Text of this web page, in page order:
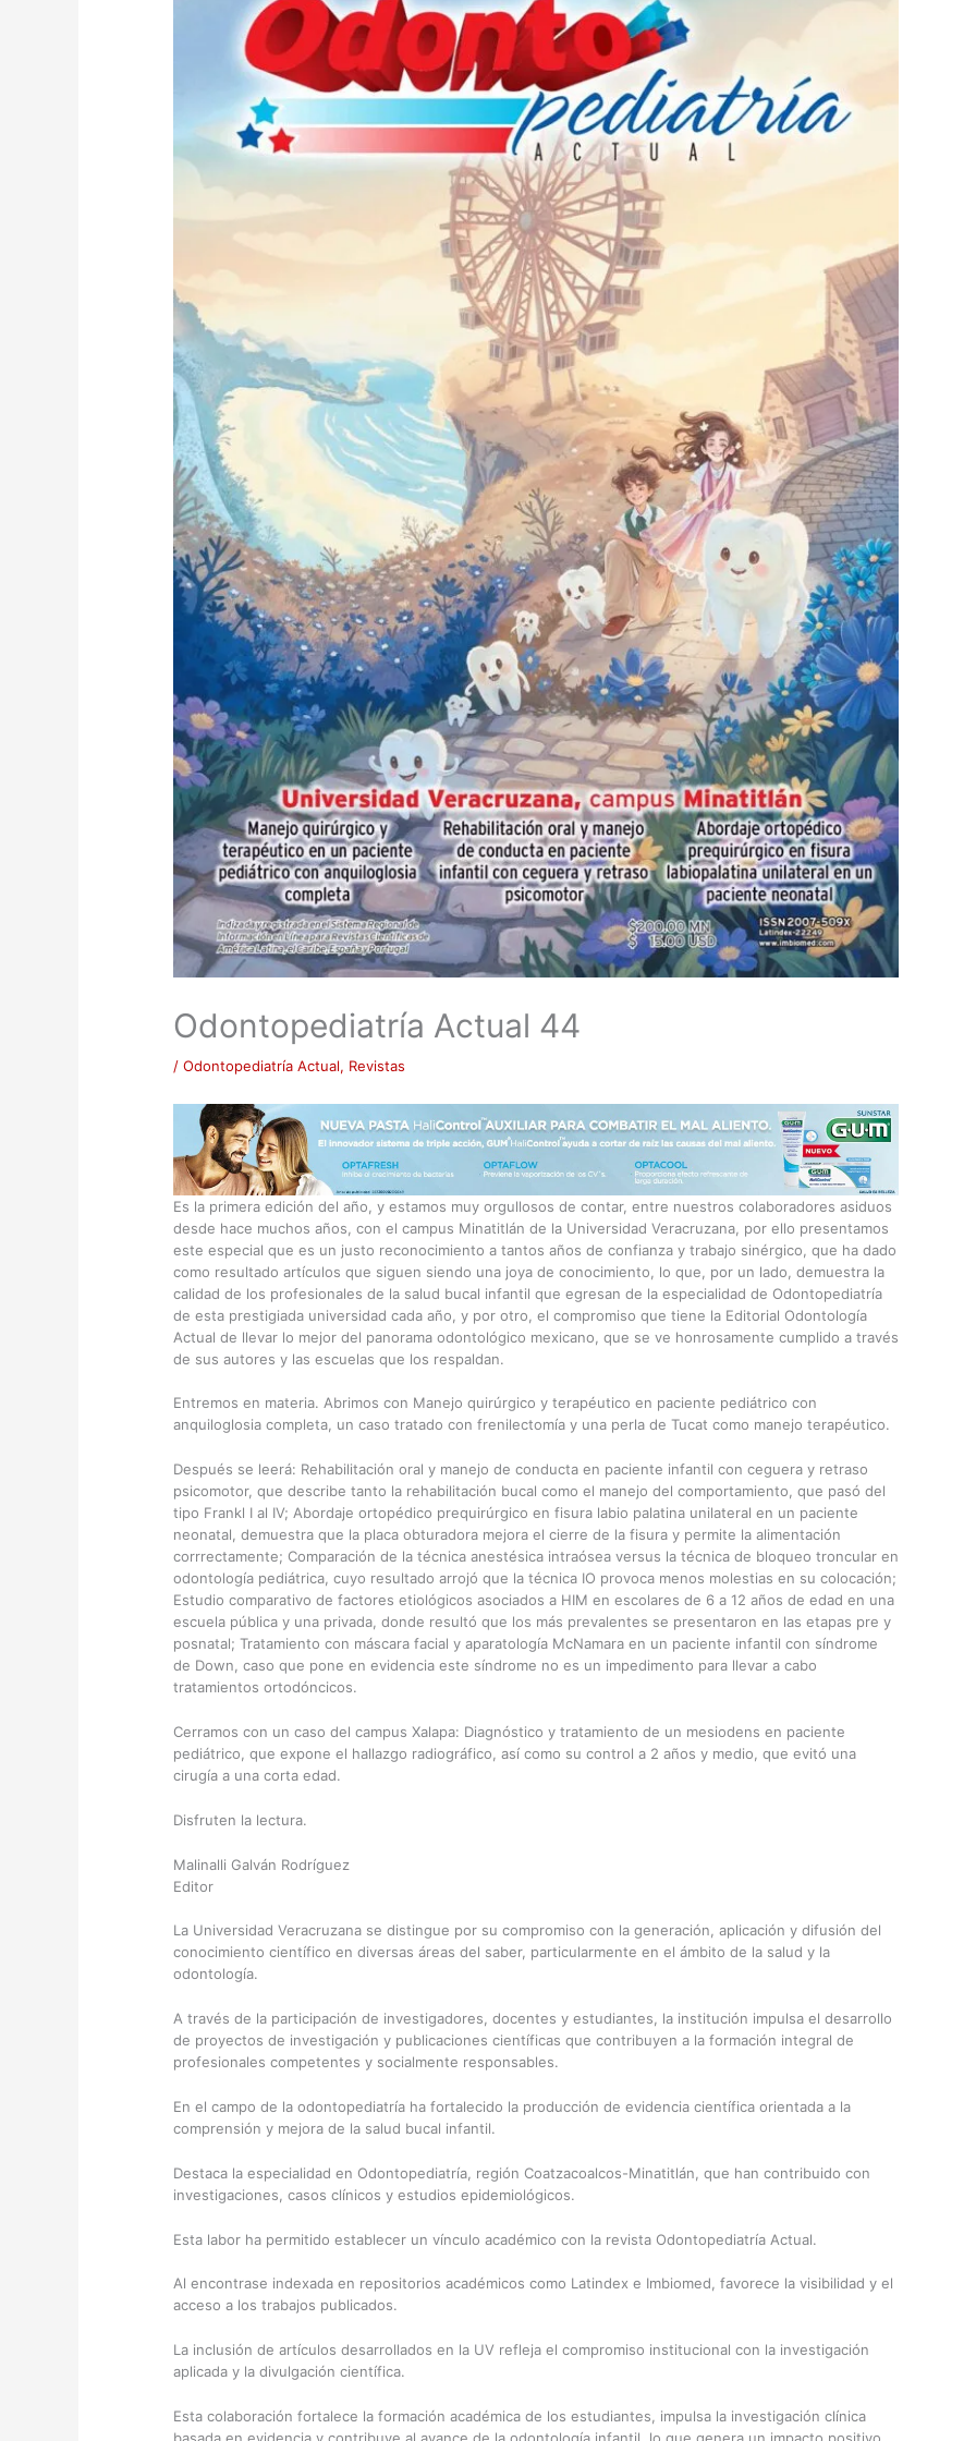
Odontopediatría Actual 44
/ Odontopediatría Actual, Revistas
Es la primera edición del año, y estamos muy orgullosos de contar, entre nuestros colaboradores asiduos
desde hace muchos años, con el campus Minatitlán de la Universidad Veracruzana, por ello presentamos
este especial que es un justo reconocimiento a tantos años de confianza y trabajo sinérgico, que ha dado
como resultado artículos que siguen siendo una joya de conocimiento, lo que, por un lado, demuestra la
calidad de los profesionales de la salud bucal infantil que egresan de la especialidad de Odontopediatría
de esta prestigiada universidad cada año, y por otro, el compromiso que tiene la Editorial Odontología
Actual de llevar lo mejor del panorama odontológico mexicano, que se ve honrosamente cumplido a través
de sus autores y las escuelas que los respaldan.
Entremos en materia. Abrimos con Manejo quirúrgico y terapéutico en paciente pediátrico con
anquiloglosia completa, un caso tratado con frenilectomía y una perla de Tucat como manejo terapéutico.
Después se leerá: Rehabilitación oral y manejo de conducta en paciente infantil con ceguera y retraso
psicomotor, que describe tanto la rehabilitación bucal como el manejo del comportamiento, que pasó del
tipo Frankl I al IV; Abordaje ortopédico prequirúrgico en fisura labio palatina unilateral en un paciente
neonatal, demuestra que la placa obturadora mejora el cierre de la fisura y permite la alimentación
corrrectamente; Comparación de la técnica anestésica intraósea versus la técnica de bloqueo troncular en
odontología pediátrica, cuyo resultado arrojó que la técnica IO provoca menos molestias en su colocación;
Estudio comparativo de factores etiológicos asociados a HIM en escolares de 6 a 12 años de edad en una
escuela pública y una privada, donde resultó que los más prevalentes se presentaron en las etapas pre y
posnatal; Tratamiento con máscara facial y aparatología McNamara en un paciente infantil con síndrome
de Down, caso que pone en evidencia este síndrome no es un impedimento para llevar a cabo
tratamientos ortodóncicos.
Cerramos con un caso del campus Xalapa: Diagnóstico y tratamiento de un mesiodens en paciente
pediátrico, que expone el hallazgo radiográfico, así como su control a 2 años y medio, que evitó una
cirugía a una corta edad.
Disfruten la lectura.
Malinalli Galván Rodríguez
Editor
La Universidad Veracruzana se distingue por su compromiso con la generación, aplicación y difusión del
conocimiento científico en diversas áreas del saber, particularmente en el ámbito de la salud y la
odontología.
A través de la participación de investigadores, docentes y estudiantes, la institución impulsa el desarrollo
de proyectos de investigación y publicaciones científicas que contribuyen a la formación integral de
profesionales competentes y socialmente responsables.
En el campo de la odontopediatría ha fortalecido la producción de evidencia científica orientada a la
comprensión y mejora de la salud bucal infantil.
Destaca la especialidad en Odontopediatría, región Coatzacoalcos-Minatitlán, que han contribuido con
investigaciones, casos clínicos y estudios epidemiológicos.
Esta labor ha permitido establecer un vínculo académico con la revista Odontopediatría Actual.
Al encontrase indexada en repositorios académicos como Latindex e Imbiomed, favorece la visibilidad y el
acceso a los trabajos publicados.
La inclusión de artículos desarrollados en la UV refleja el compromiso institucional con la investigación
aplicada y la divulgación científica.
Esta colaboración fortalece la formación académica de los estudiantes, impulsa la investigación clínica